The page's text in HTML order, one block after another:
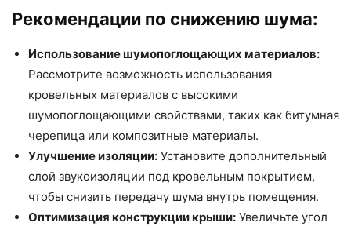
Рекомендации по снижению шума:
Использование шумопоглощающих материалов:
Рассмотрите возможность использования
кровельных материалов с высокими
шумопоглощающими свойствами, таких как битумная
черепица или композитные материалы.
Улучшение изоляции: Установите дополнительный
слой звукоизоляции под кровельным покрытием,
чтобы снизить передачу шума внутрь помещения.
Оптимизация конструкции крыши: Увеличьте угол